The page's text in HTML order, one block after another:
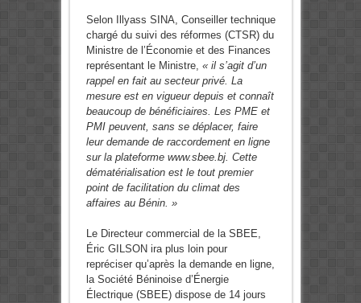
Selon Illyass SINA, Conseiller technique
chargé du suivi des réformes (CTSR) du
Ministre de l’Économie et des Finances
représentant le Ministre, « il s’agit d’un
rappel en fait au secteur privé. La
mesure est en vigueur depuis et connaît
beaucoup de bénéficiaires. Les PME et
PMI peuvent, sans se déplacer, faire
leur demande de raccordement en ligne
sur la plateforme www.sbee.bj. Cette
dématérialisation est le tout premier
point de facilitation du climat des
affaires au Bénin. »
Le Directeur commercial de la SBEE,
Éric GILSON ira plus loin pour
repréciser qu’après la demande en ligne,
la Société Béninoise d’Énergie
Électrique (SBEE) dispose de 14 jours